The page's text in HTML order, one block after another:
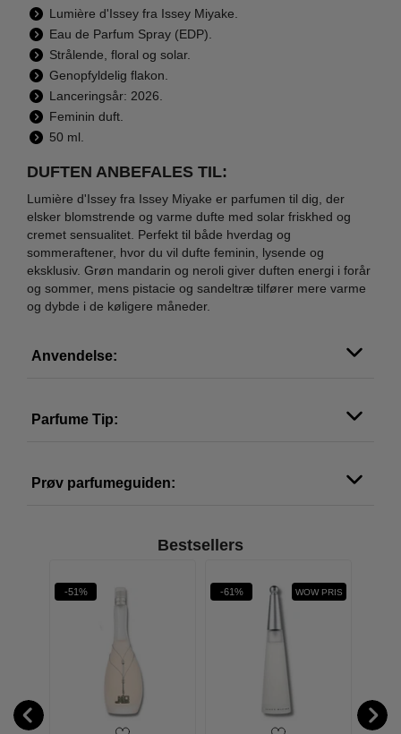
Lumière d'Issey fra Issey Miyake.
Eau de Parfum Spray (EDP).
Strålende, floral og solar.
Genopfyldelig flakon.
Lanceringsår: 2026.
Feminin duft.
50 ml.
DUFTEN ANBEFALES TIL:
Lumière d'Issey fra Issey Miyake er parfumen til dig, der
elsker blomstrende og varme dufte med solar friskhed og
cremet sensualitet. Perfekt til både hverdag og
sommeraftener, hvor du vil dufte feminin, lysende og
eksklusiv. Grøn mandarin og neroli giver duften energi i forår
og sommer, mens pistacie og sandeltræ tilfører mere varme
og dybde i de køligere måneder.
Anvendelse:
Parfume Tip:
Prøv parfumeguiden:
Bestsellers
-51% -61% WOW PRIS